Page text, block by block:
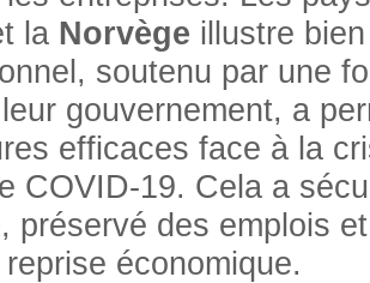
la Norvège illustre
soutenu par une
gouvernement, a
efficaces face à la
COVID-19. Cela a
préservé des emplois
économique.